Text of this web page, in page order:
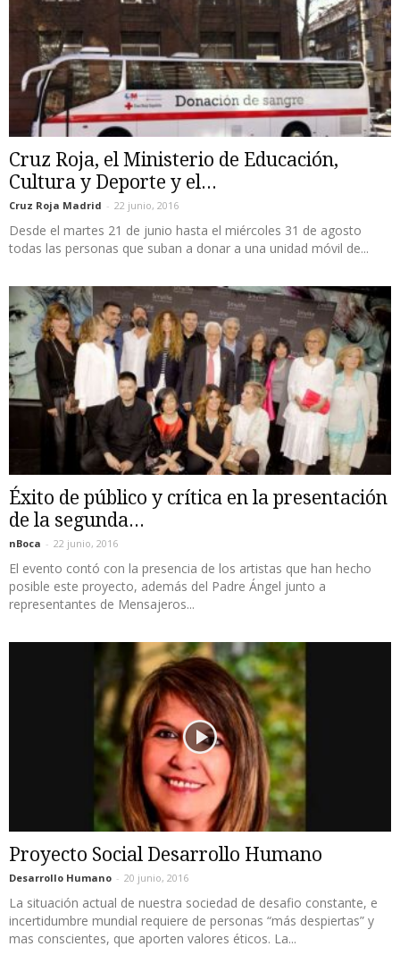
Cruz Roja, el Ministerio de Educación,
Cultura y Deporte y el...
Cruz Roja Madrid - 22 junio, 2016
Desde el martes 21 de junio hasta el miércoles 31 de agosto
todas las personas que suban a donar a una unidad móvil de...
Éxito de público y crítica en la presentación
de la segunda...
nBoca - 22 junio, 2016
El evento contó con la presencia de los artistas que han hecho
posible este proyecto, además del Padre Ángel junto a
representantes de Mensajeros...
Proyecto Social Desarrollo Humano
Desarrollo Humano - 20 junio, 2016
La situación actual de nuestra sociedad de desafio constante, e
incertidumbre mundial requiere de personas “más despiertas” y
mas conscientes, que aporten valores éticos. La...